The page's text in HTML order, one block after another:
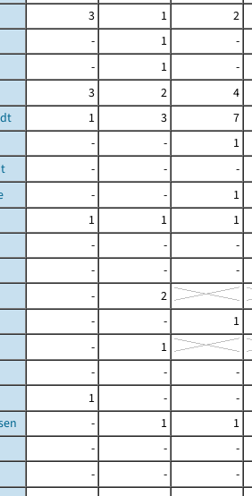
3 1 2
- 1 -
- 1 -
3 2 4
1 3 7
- - 1
- - -
- - 1
1 1 1
- - -
- - -
-
2
- - 1
-
1
- - -
1 - -
- 1 1
- - -
- - -